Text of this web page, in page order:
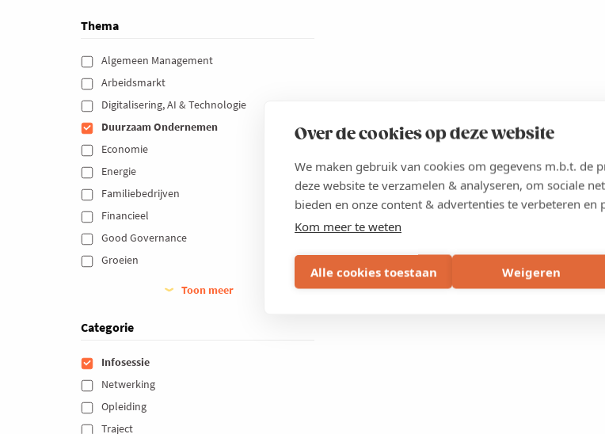
Over de cookies op deze website
We maken gebruik van cookies om gegevens m.b.t. de
deze website te verzamelen & analyseren, om sociale
bieden en onze content & advertenties te verbeteren en
Kom meer te weten
Alle cookies toestaan Weigeren
Thema
Algemeen Management
Arbeidsmarkt
Digitalisering, AI & Technologie
Duurzaam Ondernemen
Economie
Energie
Familiebedrijven
Financieel
Good Governance
Groeien
Toon meer
Categorie
Infosessie
Netwerking
Opleiding
Traject